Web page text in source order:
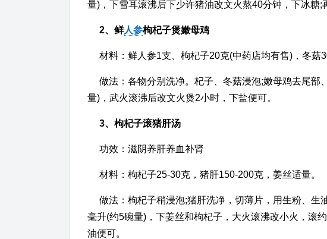
量)，下雪耳滚沸后下少许猪油改文火熬40分钟，下冰糖;
2、 鲜人参枸杞子煲嫩母鸡
材料：鲜人参1支、枸杞子20克(中药店均有售)，冬菇
做法：各物分别洗净。杞子、冬菇浸泡;嫩母鸡去尾
量)，武火滚沸后改文火煲2小时，下盐便可。
3、枸杞子滚猪肝汤
功效：滋阴养肝养血补肾
材料：枸杞子25-30克，猪肝150-200克，姜丝适量。
做法：枸杞子稍浸泡;猪肝洗净，切薄片，用生粉、生
毫升(约5碗量)，下姜丝和枸杞子，大火滚沸改小火，滚
油便可。